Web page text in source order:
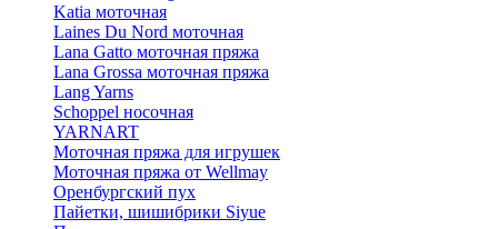
Katia моточная
Laines Du Nord моточная
Lana Gatto моточная пряжа
Lana Grossa моточная пряжа
Lang Yarns
Schoppel носочная
YARNART
Моточная пряжа для игрушек
Моточная пряжа от Wellmay
Оренбургский пух
Пайетки, шишибрики Siyue